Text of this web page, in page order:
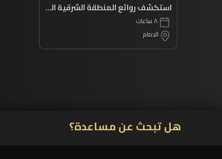
استكشف روائع المنطقة الشرقية الثقافية
٨ ساعات
الدمام
هل تبحث عن مساعدة؟